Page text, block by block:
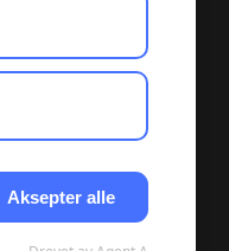
Aksepter alle